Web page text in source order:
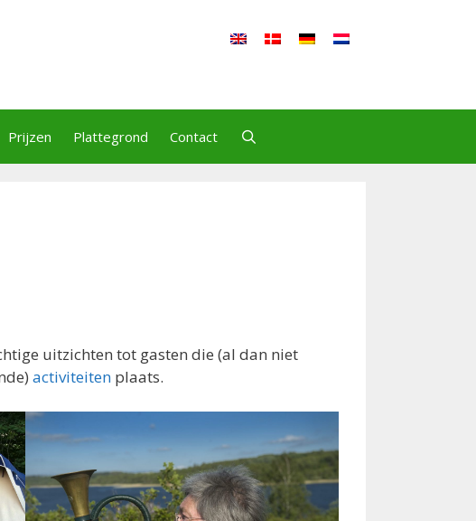
Prijzen Plattegrond Contact
uitzichten tot gasten die (al dan niet
activiteiten plaats.